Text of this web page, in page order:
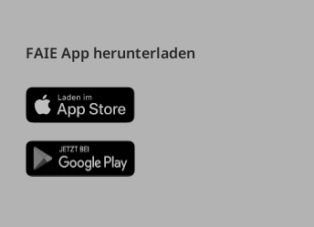
FAIE App herunterladen